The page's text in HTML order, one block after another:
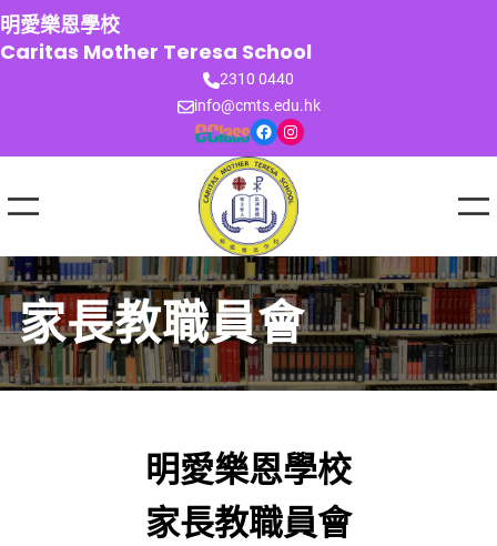
跳
至
主
明愛樂恩學校
Caritas Mother Teresa School
2310 0440
info@cmts.edu.hk
Facebook Instagram
家長教職員會
明愛樂恩學校
家長教職員會